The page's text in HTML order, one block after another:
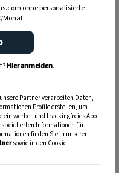
ohne personalisierte
Monat
Hier anmelden.
Partner verarbeiten Daten,
Profile erstellen, um
werbe– und trackingfreies Abo
Informationen für
finden Sie in unserer
sowie in den Cookie-